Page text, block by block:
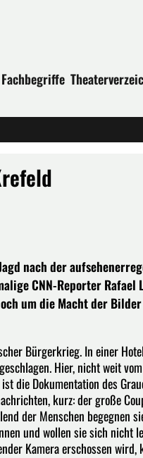
Fachbegriffe
nach der
CNN-Reporter Rafael
um die Macht der
Bürgerkrieg. In einer
Hier, nicht weit
die Dokumentation des
kurz: der große
der Menschen begegnen
und wollen sie sich nicht
Kamera erschossen